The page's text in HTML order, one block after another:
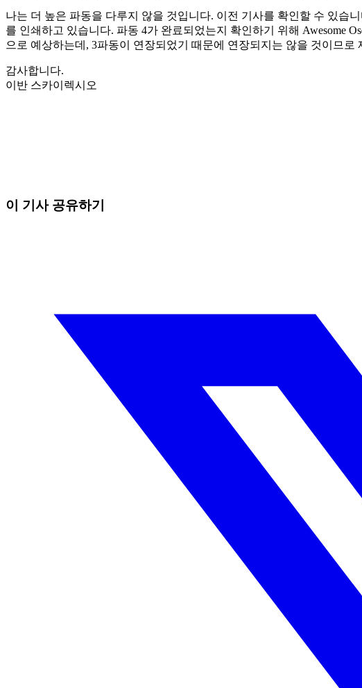
나는 더 높은 파동을 다루지 않을 것입니다. 이전 기사를 확인할 수 있습
를 인쇄하고 있습니다. 파동 4가 완료되었는지 확인하기 위해 Awesome
으로 예상하는데, 3파동이 연장되었기 때문에 연장되지는 않을 것이므
감사합니다.
이반 스카이렉시오
이 기사 공유하기